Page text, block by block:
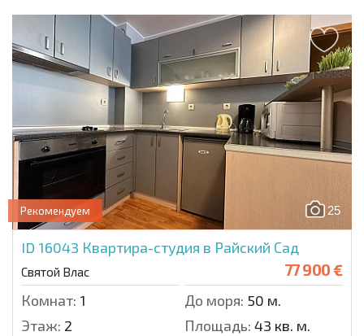
25
Рекомендуем
ID 16043 Квартира-студия в Райский Сад
Святой Влас 77 900 €
Комнат: 1 До моря: 50 м.
Этаж: 2 Площадь: 43 кв. м.